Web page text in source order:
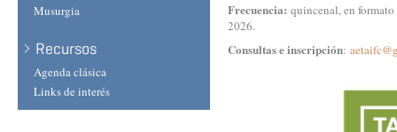
Musurgia
Recursos
Agenda clásica
Links de interés
Frecuencia: quincenal, en
2026.
Consultas e inscripción: